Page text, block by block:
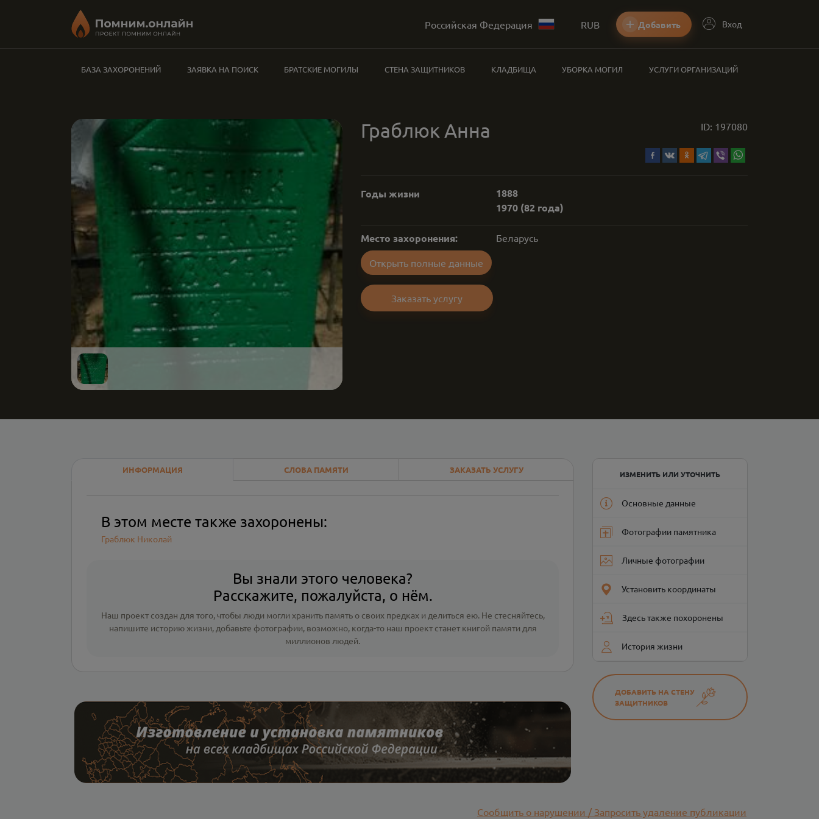
Российская Федерация RUB Добавить Вход
БАЗА ЗАХОРОНЕНИЙ ЗАЯВКА НА ПОИСК БРАТСКИЕ МОГИЛЫ СТЕНА ЗАЩИТНИКОВ КЛАДБИЩА УБОРКА МОГИЛ УСЛУГИ ОРГАНИЗАЦИЙ
Граблюк Анна ID: 197080
Годы жизни
1888
1970 (82 года)
Место захоронения: Беларусь
Открыть полные данные
Заказать услугу
ИНФОРМАЦИЯ СЛОВА ПАМЯТИ ЗАКАЗАТЬ УСЛУГУ
В этом месте также захоронены:
Граблюк Николай
Вы знали этого человека?
Расскажите, пожалуйста, о нём.
Наш проект создан для того, чтобы люди могли хранить память о своих предках и делиться ею. Не стесняйтесь,
напишите историю жизни, добавьте фотографии, возможно, когда-то наш проект станет книгой памяти для
миллионов людей.
ИЗМЕНИТЬ ИЛИ УТОЧНИТЬ
Основные данные
Фотографии памятника
Личные фотографии
Установить координаты
Здесь также похоронены
История жизни
ДОБАВИТЬ НА СТЕНУ
ЗАЩИТНИКОВ
Сообщить о нарушении / Запросить удаление публикации